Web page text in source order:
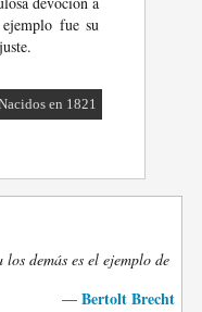
fue su
en 1821
demás es el ejemplo de
— Bertolt Brecht